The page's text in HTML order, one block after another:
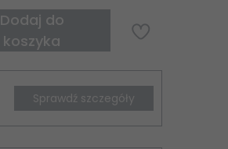
Dodaj do
koszyka
Sprawdź szczegóły